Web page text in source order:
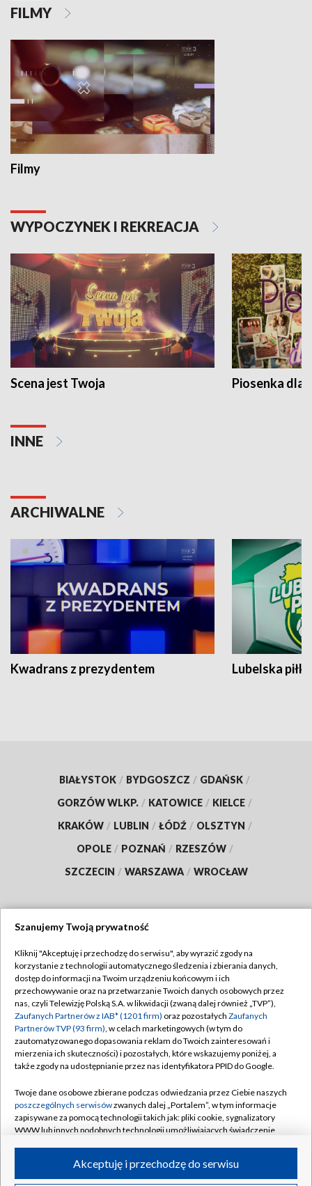
FILMY
Filmy
WYPOCZYNEK I REKREACJA
Scena jest Twoja Piosenka dla
INNE
ARCHIWALNE
Kwadrans z prezydentem Lubelska piłka
BIAŁYSTOK / BYDGOSZCZ / GDAŃSK /
GORZÓW WLKP. / KATOWICE / KIELCE /
KRAKÓW / LUBLIN / ŁÓDŹ / OLSZTYN /
OPOLE / POZNAŃ / RZESZÓW /
SZCZECIN / WARSZAWA / WROCŁAW
TVP
Abonament TVP
Emisja w TVP
Centrum informacji TVP
Naziemna Telewizja Cyfrowa
Rada Programowa
System NOS
Informacje o nadawcy
Program dla prasy
Regulamin TVP
Polityka prywatności
Moje zgody
Pomoc
Kontakt
Kanały
Szanujemy Twoją prywatność
Kliknij "Akceptuję i przechodzę do serwisu", aby wyrazić zgody na
korzystanie z technologii automatycznego śledzenia i zbierania danych,
dostęp do informacji na Twoim urządzeniu końcowym i ich
przechowywanie oraz na przetwarzanie Twoich danych osobowych przez
nas, czyli Telewizję Polską S.A. w likwidacji (zwaną dalej również „TVP”),
Zaufanych Partnerów z IAB* (1201 firm) oraz pozostałych Zaufanych
Partnerów TVP (93 firm), w celach marketingowych (w tym do
zautomatyzowanego dopasowania reklam do Twoich zainteresowań i
mierzenia ich skuteczności) i pozostałych, które wskazujemy poniżej, a
także zgody na udostępnianie przez nas identyfikatora PPID do Google.
Twoje dane osobowe zbierane podczas odwiedzania przez Ciebie naszych
poszczególnych serwisówzwanych dalej „Portalem”, w tym informacje
zapisywane za pomocą technologii takich jak: pliki cookie, sygnalizatory
WWW lub innych podobnych technologii umożliwiających świadczenie
ruchu w Internecie.Akceptuję i przechodzę do serwisu